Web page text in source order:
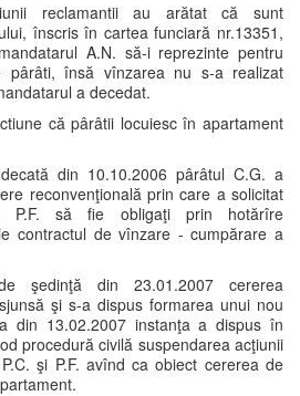
reclamantii au arătat că sunt
înscris în cartea funciară nr.13351,
A.N. să-i reprezinte pentru
pârâti, însă vînzarea nu s-a realizat
a decedat.
că pârâtii locuiesc în apartament
din 10.10.2006 pârâtul C.G. a
reconvenţională prin care a solicitat
P.F. să fie obligaţi prin hotărîre
contractul de vînzare - cumpărare a
şedinţă din 23.01.2007 cererea
şi s-a dispus formarea unui nou
din 13.02.2007 instanţa a dispus în
procedură civilă suspendarea acţiunii
şi P.F. avînd ca obiect cererea de